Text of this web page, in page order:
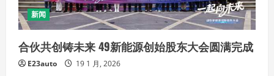
都
能
从
容
自
若
新闻
合伙共创铸未来 49新能源创始股东大会圆满完成
E23auto 19 1 月, 2026